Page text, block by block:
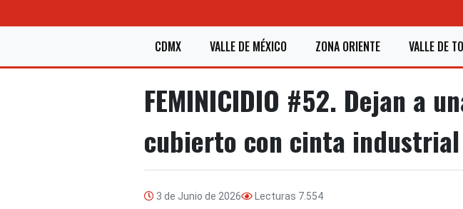
CDMX VALLE DE MÉXICO ZONA ORIENTE VALLE DE
FEMINICIDIO #52. Dejan a
cubierto con cinta industrial
3 de Junio de 2026 Lecturas 7.554